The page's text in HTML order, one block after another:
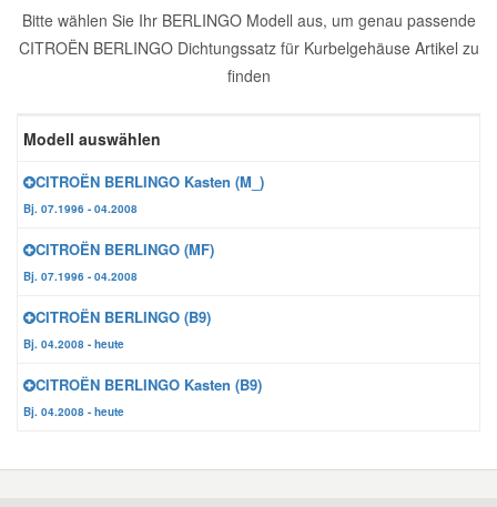
Bitte wählen Sie Ihr BERLINGO Modell aus, um genau passende
CITROËN BERLINGO Dichtungssatz für Kurbelgehäuse Artikel zu
finden
Modell auswählen
CITROËN BERLINGO Kasten (M_)
Bj. 07.1996 - 04.2008
CITROËN BERLINGO (MF)
Bj. 07.1996 - 04.2008
CITROËN BERLINGO (B9)
Bj. 04.2008 - heute
CITROËN BERLINGO Kasten (B9)
Bj. 04.2008 - heute
Scheibenreinigung
Reparatur-Zubehör
Schlüsselgehäuse
Daewoo Ersatzteile
Jeep Ersatzteile
Kia Ersatzteile